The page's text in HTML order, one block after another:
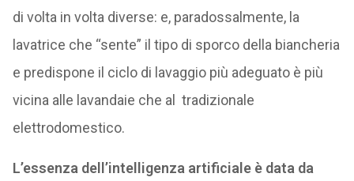
di volta in volta diverse: e, paradossalmente, la
lavatrice che “sente” il tipo di sporco della biancheria
e predispone il ciclo di lavaggio più adeguato è più
vicina alle lavandaie che al tradizionale
elettrodomestico.
L’essenza dell’intelligenza artificiale è data da